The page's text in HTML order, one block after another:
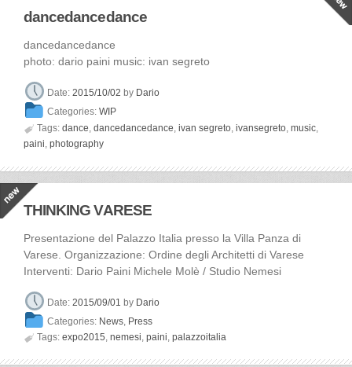
dancedancedance
dancedancedance
photo: dario paini music: ivan segreto
Date:2015/10/02 by Dario
Categories:WIP
 Tags: dance dancedancedance ivan segreto ivansegreto music
paini photography
THINKING VARESE
Presentazione del Palazzo Italia presso la Villa Panza di
Varese. Organizzazione: Ordine degli Architetti di Varese
Interventi: Dario Paini Michele Molè / Studio Nemesi
Date:2015/09/01 by Dario
Categories: News Press
 Tags: expo2015 nemesi paini palazzoitalia